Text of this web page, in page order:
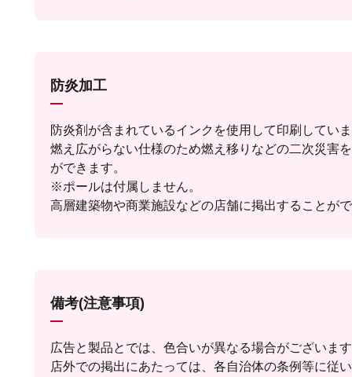
防炎加工
防炎剤が含まれているインクを使用して印刷してい
燃え広がらない仕様のため燃え移りなどの二次災害
ができます。
※ポールは付属しません。
高層建築物や商業施設などの店舗に掲出することが
備考(注意事項)
広告と製品とでは、色合いが異なる場合がございま
店外での掲出にあたっては、各自治体の条例等に従